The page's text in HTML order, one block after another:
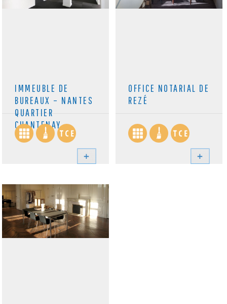
IMMEUBLE DE
BUREAUX – NANTES
QUARTIER
CHANTENAY
OFFICE NOTARIAL DE
REZÉ